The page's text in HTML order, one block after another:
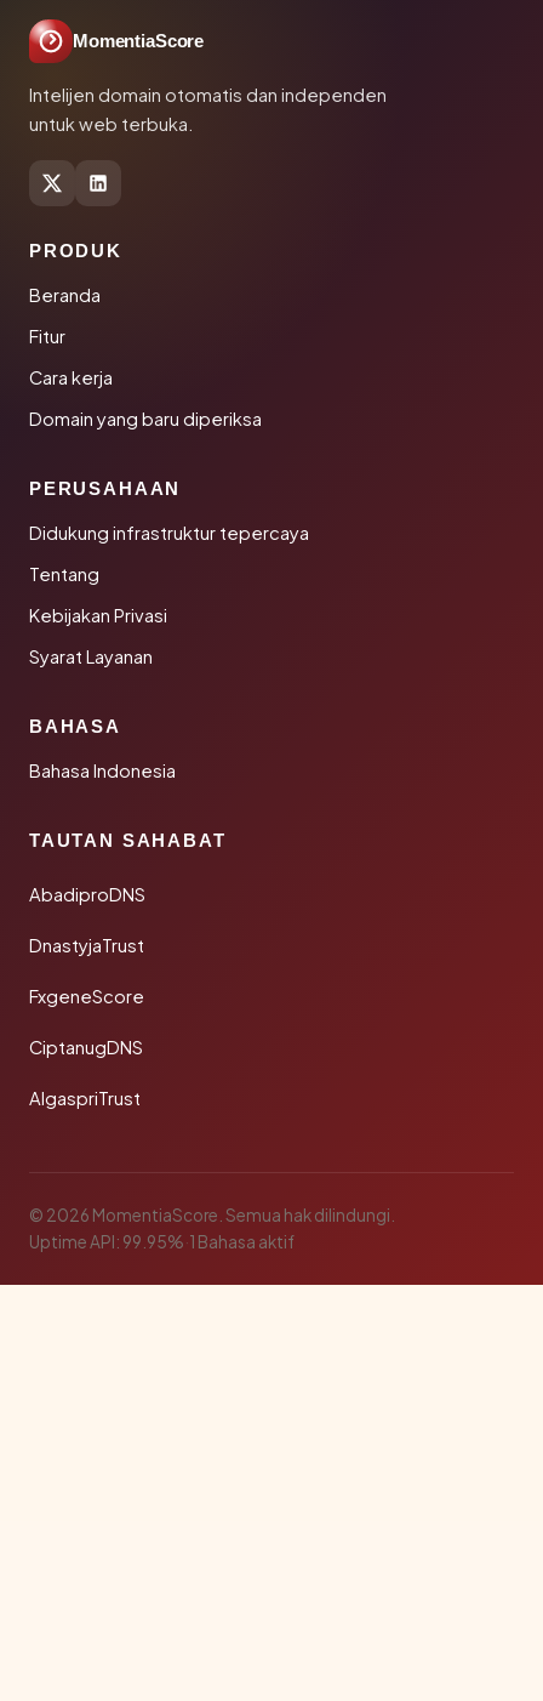
MomentiaScore
Intelijen domain otomatis dan independen
untuk web terbuka.
PRODUK
Beranda
Fitur
Cara kerja
Domain yang baru diperiksa
PERUSAHAAN
Didukung infrastruktur tepercaya
Tentang
Kebijakan Privasi
Syarat Layanan
BAHASA
Bahasa Indonesia
TAUTAN SAHABAT
AbadiproDNS
DnastyjaTrust
FxgeneScore
CiptanugDNS
AlgaspriTrust
© 2026 MomentiaScore. Semua hak dilindungi.
Uptime API: 99.95%·1 Bahasa aktif